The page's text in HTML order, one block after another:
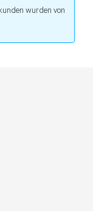
wurden von